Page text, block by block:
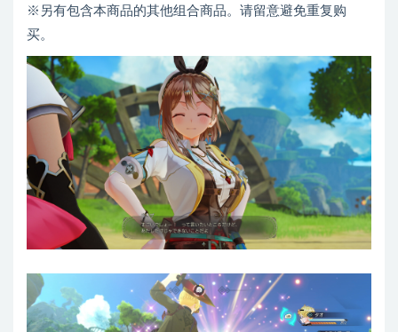
※另有包含本商品的其他组合商品。请留意避免重复购
买。